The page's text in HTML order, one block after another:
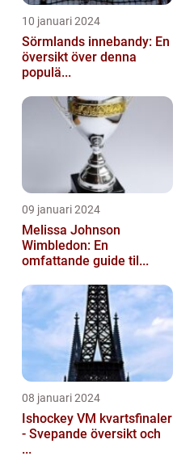
10 januari 2024
Sörmlands innebandy: En
översikt över denna
populä...
09 januari 2024
Melissa Johnson
Wimbledon: En
omfattande guide til...
08 januari 2024
Ishockey VM kvartsfinaler
- Svepande översikt och
...